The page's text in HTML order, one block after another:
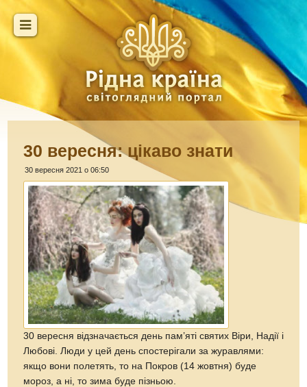
30 вересня: цікаво знати
30 вересня 2021 о 06:50
30 вересня відзначається день пам’яті святих Віри, Надії і
Любові. Люди у цей день спостерігали за журавлями:
якщо вони полетять, то на Покров (14 жовтня) буде
мороз, а ні, то зима буде пізньою.